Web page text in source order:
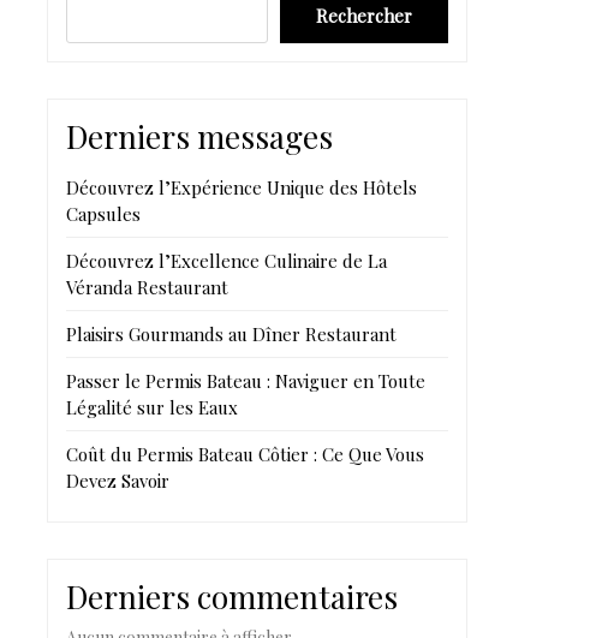
Rechercher
Derniers messages
Découvrez l’Expérience Unique des Hôtels
Capsules
Découvrez l’Excellence Culinaire de La
Véranda Restaurant
Plaisirs Gourmands au Dîner Restaurant
Passer le Permis Bateau : Naviguer en Toute
Légalité sur les Eaux
Coût du Permis Bateau Côtier : Ce Que Vous
Devez Savoir
Derniers commentaires